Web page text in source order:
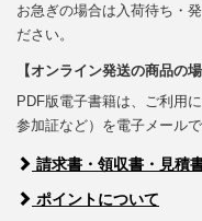
お急ぎの場合は入荷待ち・
ださい。
【オンライン発送の商品の場
PDF版電子書籍は、ご利用
参加証など）を電子メールで
請求書・領収書・見積
ポイントについて